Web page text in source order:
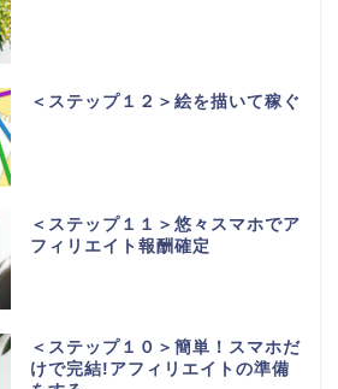
＜ステップ１２＞絵を描いて稼ぐ
＜ステップ１１＞悠々スマホでア
フィリエイト報酬確定
＜ステップ１０＞簡単！スマホだ
けで完結!アフィリエイトの準備